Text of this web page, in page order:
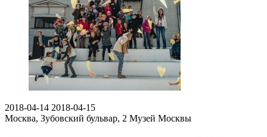
2018-04-14 2018-04-15
Москва, Зубовский бульвар, 2 Музей Москвы